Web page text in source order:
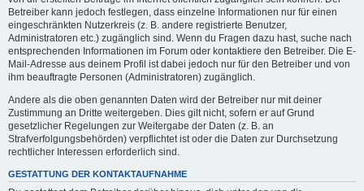
Betreiber kann jedoch festlegen, dass einzelne Informationen nur für einen
eingeschränkten Nutzerkreis (z. B. andere registrierte Benutzer,
Administratoren etc.) zugänglich sind. Wenn du Fragen dazu hast, suche nach
entsprechenden Informationen im Forum oder kontaktiere den Betreiber. Die E-
Mail-Adresse aus deinem Profil ist dabei jedoch nur für den Betreiber und von
ihm beauftragte Personen (Administratoren) zugänglich.
Andere als die oben genannten Daten wird der Betreiber nur mit deiner
Zustimmung an Dritte weitergeben. Dies gilt nicht, sofern er auf Grund
gesetzlicher Regelungen zur Weitergabe der Daten (z. B. an
Strafverfolgungsbehörden) verpflichtet ist oder die Daten zur Durchsetzung
rechtlicher Interessen erforderlich sind.
GESTATTUNG DER KONTAKTAUFNAHME